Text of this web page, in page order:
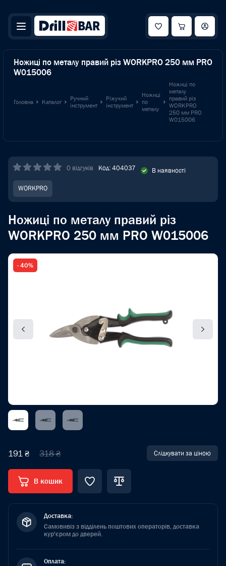
Ножиці по металу правий різ WORKPRO 250 мм PRO
W015006
Головна Каталог
Ручний
інструмент
Ріжучий
інструмент
Ножиці
по
металу
Ножиці по
металу
правий різ
WORKPRO
250 мм PRO
W015006
0 відгуків Код: 404037 В наявності
WORKPRO
Ножиці по металу правий різ
WORKPRO 250 мм PRO W015006
- 40%
191 ₴ 318 ₴ Слідкувати за ціною
В кошик
Доставка:
Самовивіз з відділень поштових операторів, доставка
кур'єром до дверей.
Оплата: